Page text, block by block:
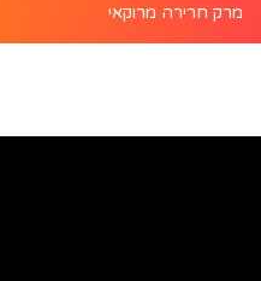
מרק חרירה מרוקאי